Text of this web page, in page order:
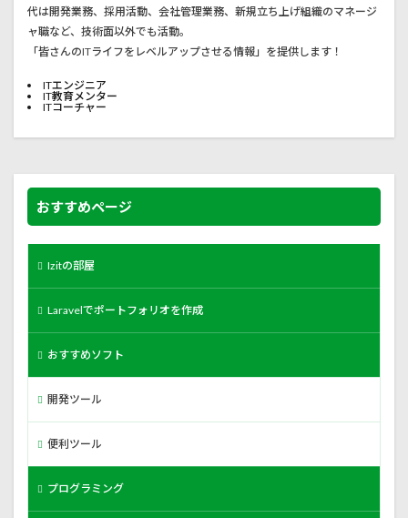
代は開発業務、採用活動、会社管理業務、新規立ち上げ組織のマネージ
ャ職など、技術面以外でも活動。
「皆さんのITライフをレベルアップさせる情報」を提供します！
ITエンジニア
IT教育メンター
ITコーチャー
おすすめページ
Izitの部屋
Laravelでポートフォリオを作成
おすすめソフト
開発ツール
便利ツール
プログラミング